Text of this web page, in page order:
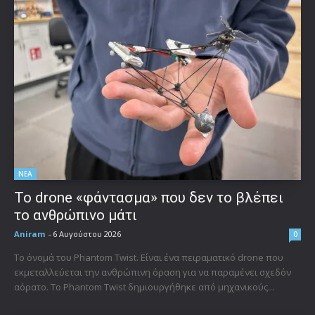
ΝΕΑ
Το drone «φάντασμα» που δεν το βλέπει
το ανθρώπινο μάτι
Aniram - 6 Αυγούστου 2026 0
Το όνομά του Phantom Twist. Είναι ένα πειραματικό drone που
εκμεταλλεύεται την ανθρώπινη όραση για να παραμένει σχεδόν
αόρατο. Το Phantom Twist δημιουργήθηκε από μηχανικούς...